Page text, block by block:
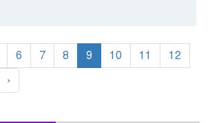
6 7 8 9 10 11
12
›